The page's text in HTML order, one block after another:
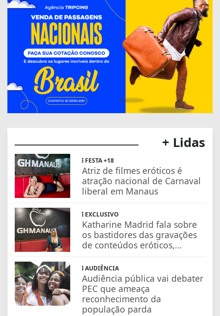
+ Lidas
FESTA +18
Atriz de filmes eróticos é
atração nacional de Carnaval
liberal em Manaus
EXCLUSIVO
Katharine Madrid fala sobre
os bastidores das gravações
de conteúdos eróticos,...
AUDIÊNCIA
Audiência pública vai debater
PEC que ameaça
reconhecimento da
população parda